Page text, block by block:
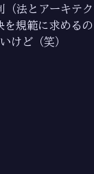
法とアーキテク
規範に求めるの
けど（笑）